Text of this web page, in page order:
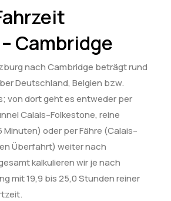
Cambridge
nach Cambridge beträgt rund
Deutschland, Belgien bzw.
von dort geht es entweder per
Calais–Folkestone, reine
oder per Fähre (Calais–
Überfahrt) weiter nach
kalkulieren wir je nach
mit 19,9 bis 25,0 Stunden reiner